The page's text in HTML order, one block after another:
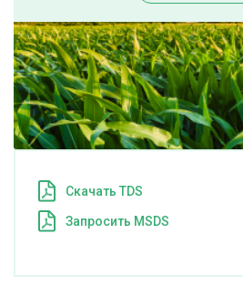
Cкачать TDS
Запросить MSDS